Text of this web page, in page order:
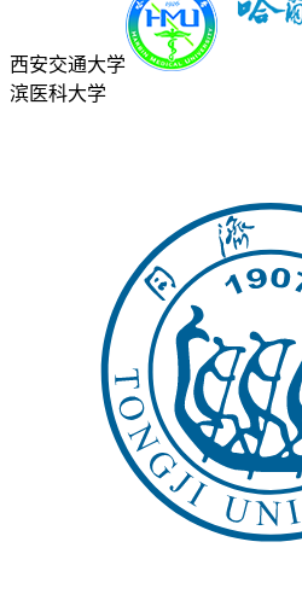
西安交通大学
滨医科大学